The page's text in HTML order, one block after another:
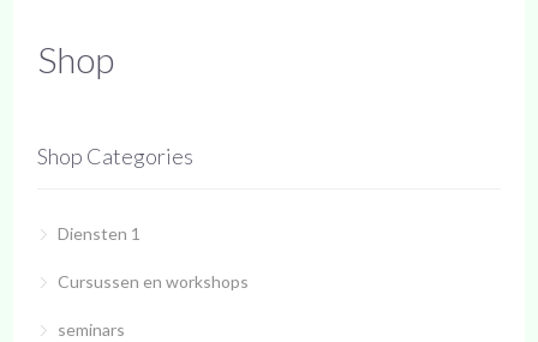
Shop
Shop Categories
Diensten 1
Cursussen en workshops
seminars